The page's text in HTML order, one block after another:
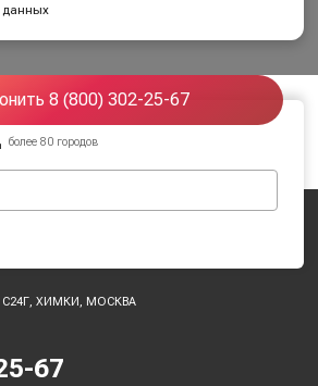
данных
8 (800) 302-25-67
более 80 городов
ХИМКИ, МОСКВА
67